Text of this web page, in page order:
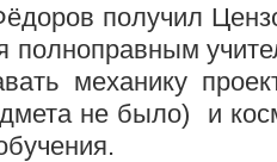
получил
полноправным
механику
не было) и